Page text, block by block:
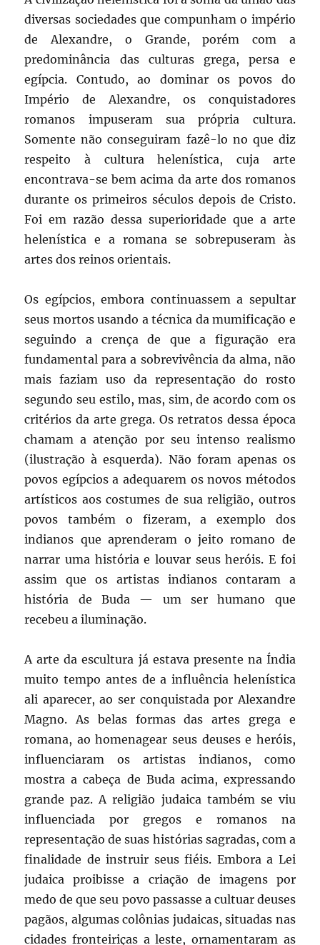
diversas sociedades que compunham o império
de Alexandre, o Grande, porém com a
predominância das culturas grega, persa e
egípcia. Contudo, ao dominar os povos do
Império de Alexandre, os conquistadores
romanos impuseram sua própria cultura.
Somente não conseguiram fazê-lo no que diz
respeito à cultura helenística, cuja arte
encontrava-se bem acima da arte dos romanos
durante os primeiros séculos depois de Cristo.
Foi em razão dessa superioridade que a arte
helenística e a romana se sobrepuseram às
artes dos reinos orientais.
Os egípcios, embora continuassem a sepultar
seus mortos usando a técnica da mumificação e
seguindo a crença de que a figuração era
fundamental para a sobrevivência da alma, não
mais faziam uso da representação do rosto
segundo seu estilo, mas, sim, de acordo com os
critérios da arte grega. Os retratos dessa época
chamam a atenção por seu intenso realismo
(ilustração à esquerda). Não foram apenas os
povos egípcios a adequarem os novos métodos
artísticos aos costumes de sua religião, outros
povos também o fizeram, a exemplo dos
indianos que aprenderam o jeito romano de
narrar uma história e louvar seus heróis. E foi
assim que os artistas indianos contaram a
história de Buda — um ser humano que
recebeu a iluminação.
A arte da escultura já estava presente na Índia
muito tempo antes de a influência helenística
ali aparecer, ao ser conquistada por Alexandre
Magno. As belas formas das artes grega e
romana, ao homenagear seus deuses e heróis,
influenciaram os artistas indianos, como
mostra a cabeça de Buda acima, expressando
grande paz. A religião judaica também se viu
influenciada por gregos e romanos na
representação de suas histórias sagradas, com a
finalidade de instruir seus fiéis. Embora a Lei
judaica proibisse a criação de imagens por
medo de que seu povo passasse a cultuar deuses
pagãos, algumas colônias judaicas, situadas nas
cidades fronteiriças a leste, ornamentaram as